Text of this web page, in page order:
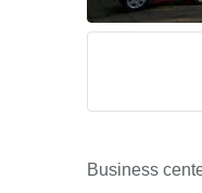
Business